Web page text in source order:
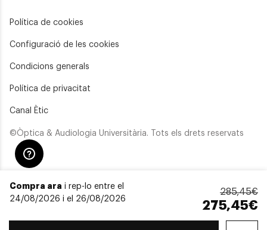
Compra ara i rep-lo entre el
24/08/2026 i el 26/08/2026
285,45€
275,45€
Política de cookies
Configuració de les cookies
Condicions generals
Política de privacitat
Canal Ètic
©Òptica & Audiologia Universitària. Tots els drets reservats